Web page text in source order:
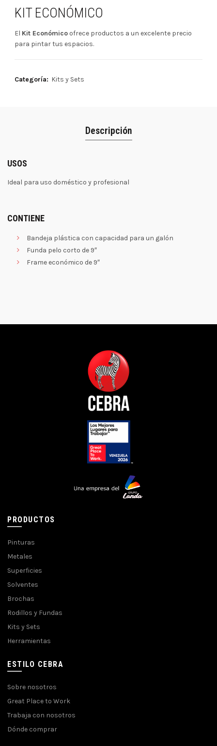
KIT ECONÓMICO
El Kit Económico ofrece productos a un excelente precio
para pintar tus espacios.
Categoría: Kits y Sets
Descripción
USOS
Ideal para uso doméstico y profesional
CONTIENE
Bandeja plástica con capacidad para un galón
Funda pelo corto de 9″
Frame económico de 9″
PRODUCTOS
Pinturas
Metales
Superficies
Solventes
Brochas
Rodillos y Fundas
Kits y Sets
Herramientas
ESTILO CEBRA
Sobre nosotros
Great Place to Work
Trabaja con nosotros
Dónde comprar